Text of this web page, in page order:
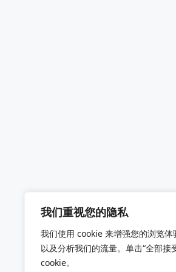
我们重视您的隐私
我们使用 cookie 来增强您的浏览
以及分析我们的流量。单击“全部接
cookie。